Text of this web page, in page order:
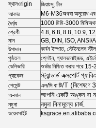
স্থানওrigin
জিয়াংসু, চীন
আকার
M6-M36অথবা অনুরোধ
দৈর্ঘ্য
1000 মিমি-3000 মিমি
শ্রেণী
4.8, 6.8, 8.8, 10.9,
মান
GB, DIN, ISO, ANSI/
উপাদান
কার্বন ইস্পাত, স্টেইনলেস
পৃষ্ঠতল
প্লেইন, গ্যালভানাইজড,
ডেলিভারি
অর্ডার নিশ্চিত করার পরে
প্যাকেজ
স্ট্যান্ডার্ড এক্সপোর্ট
পেমেন্ট এল/সি বা টি/T (বিশেষণে
অ-মান
আপনি একটি অঙ্কন বা
নমুনা নমুনা বিনামূল্যে চার্জ.
ওয়েবসাইট